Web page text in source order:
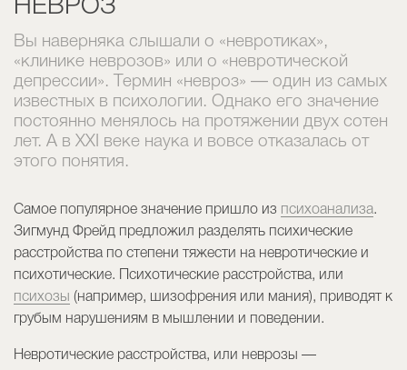
НЕВРОЗ
Вы наверняка слышали о «невротиках»,
«клинике неврозов» или о «невротической
депрессии». Термин «невроз» — один из самых
известных в психологии. Однако его значение
постоянно менялось на протяжении двух сотен
лет. А в XXI веке наука и вовсе отказалась от
этого понятия.
Самое популярное значение пришло из психоанализа.
Зигмунд Фрейд предложил разделять психические
расстройства по степени тяжести на невротические и
психотические. Психотические расстройства, или
психозы (например, шизофрения или мания), приводят к
грубым нарушениям в мышлении и поведении.
Невротические расстройства, или неврозы —